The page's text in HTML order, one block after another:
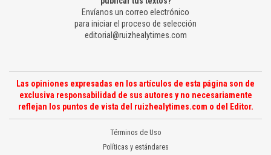
Envíanos un correo electrónico
para iniciar el proceso de selección
editorial@ruizhealytimes.com
Las opiniones expresadas en los artículos de esta página son de
exclusiva responsabilidad de sus autores y no necesariamente
reflejan los puntos de vista del ruizhealytimes.com o del Editor.
Términos de Uso
Políticas y estándares